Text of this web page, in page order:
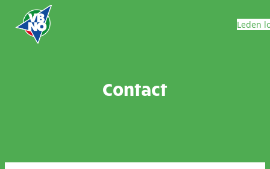
Skip to content
Leden
Contact